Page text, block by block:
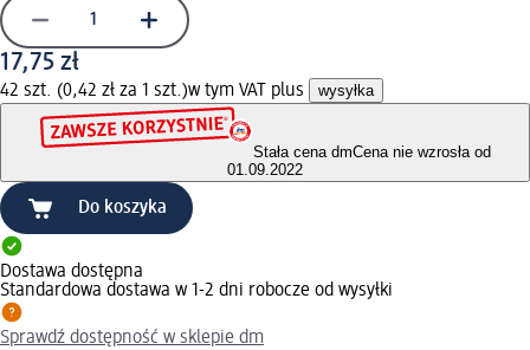
17,75 zł
42 szt. (0,42 zł za 1 szt.)w tym VAT plus wysyłka
Stała cena dmCena nie wzrosła od
01.09.2022
Do koszyka
Dostawa dostępna
Standardowa dostawa w 1-2 dni robocze od wysyłki
Sprawdź dostępność w sklepie dm